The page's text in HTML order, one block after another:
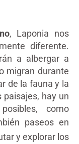
, Laponia nos
diferente.
a albergar a
migran durante
de la fauna y la
hay un
como
paseos en
y explorar los